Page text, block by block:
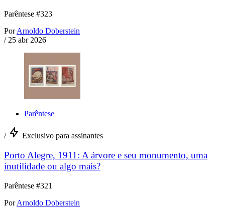
Parêntese #323
Por Arnoldo Doberstein
/ 25 abr 2026
Parêntese
/ Exclusivo para assinantes
Porto Alegre, 1911: A árvore e seu monumento, uma
inutilidade ou algo mais?
Parêntese #321
Por Arnoldo Doberstein